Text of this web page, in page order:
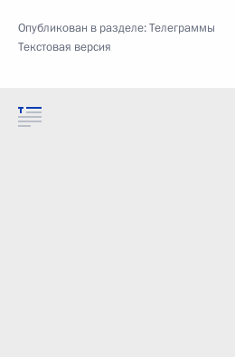
Опубликован в разделе:Телеграммы
Текстовая версия